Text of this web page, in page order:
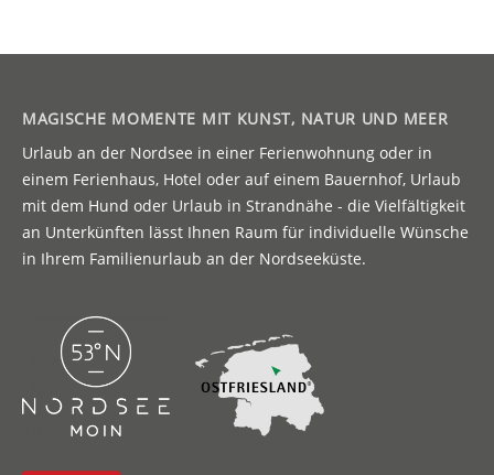
MAGISCHE MOMENTE MIT KUNST, NATUR UND MEER
Urlaub an der Nordsee in einer Ferienwohnung oder in
einem Ferienhaus, Hotel oder auf einem Bauernhof, Urlaub
mit dem Hund oder Urlaub in Strandnähe - die Vielfältigkeit
an Unterkünften lässt Ihnen Raum für individuelle Wünsche
in Ihrem Familienurlaub an der Nordseeküste.